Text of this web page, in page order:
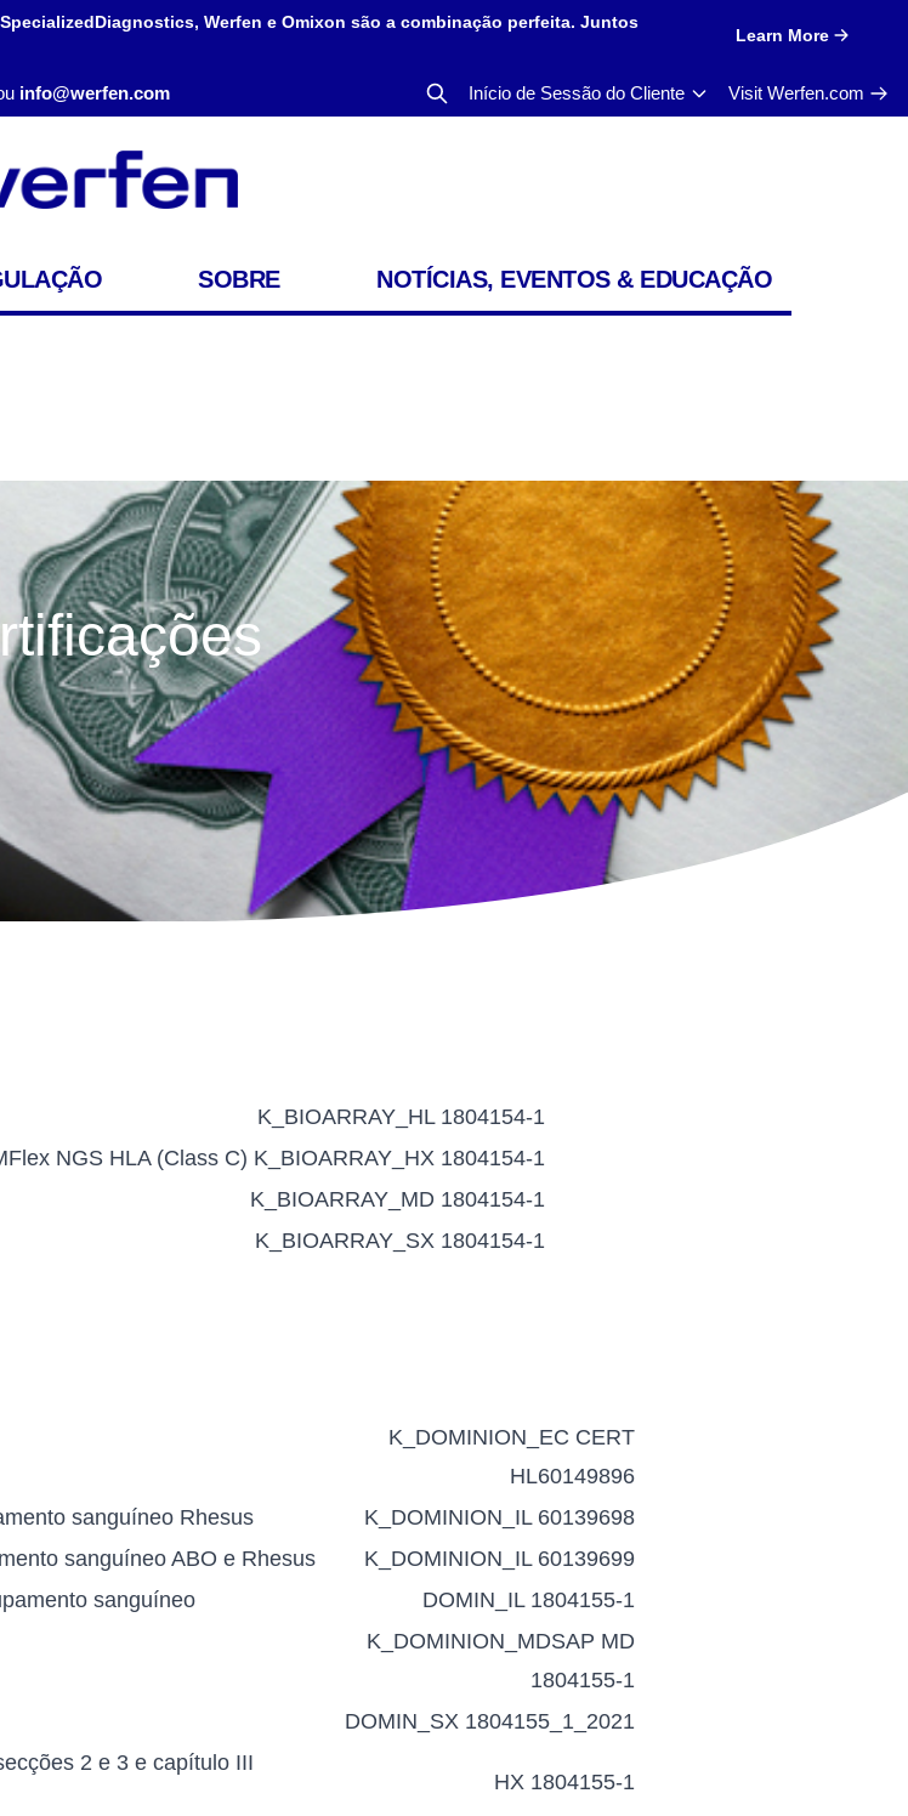
Werfen e Omixon são a combinação perfeita. Juntos
Learn More
info@werfen.com Início de Sessão do Cliente Visit Werfen.com
SOBRE NOTÍCIAS, EVENTOS & EDUCAÇÃO
K_BIOARRAY_HL 1804154-1
NGS HLA (Class C) K_BIOARRAY_HX 1804154-1
K_BIOARRAY_MD 1804154-1
K_BIOARRAY_SX 1804154-1
K_DOMINION_EC CERT
HL60149896
sanguíneo Rhesus
K_DOMINION_IL 60139698
sanguíneo ABO e Rhesus
K_DOMINION_IL 60139699
sanguíneo
DOMIN_IL 1804155-1
K_DOMINION_MDSAP MD
1804155-1
DOMIN_SX 1804155_1_2021
2 e 3 e capítulo III
HX 1804155-1